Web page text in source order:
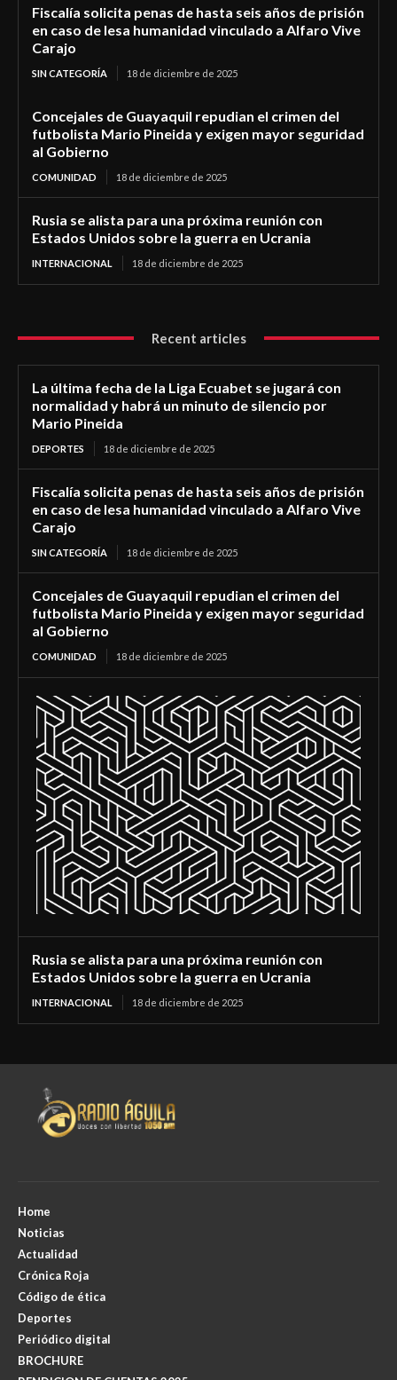
Fiscalía solicita penas de hasta seis años de prisión
en caso de lesa humanidad vinculado a Alfaro Vive
Carajo
SIN CATEGORÍA 18 de diciembre de 2025
Concejales de Guayaquil repudian el crimen del
futbolista Mario Pineida y exigen mayor seguridad
al Gobierno
COMUNIDAD 18 de diciembre de 2025
Rusia se alista para una próxima reunión con
Estados Unidos sobre la guerra en Ucrania
INTERNACIONAL 18 de diciembre de 2025
Recent articles
La última fecha de la Liga Ecuabet se jugará con
normalidad y habrá un minuto de silencio por
Mario Pineida
DEPORTES 18 de diciembre de 2025
Fiscalía solicita penas de hasta seis años de prisión
en caso de lesa humanidad vinculado a Alfaro Vive
Carajo
SIN CATEGORÍA 18 de diciembre de 2025
Concejales de Guayaquil repudian el crimen del
futbolista Mario Pineida y exigen mayor seguridad
al Gobierno
COMUNIDAD 18 de diciembre de 2025
Rusia se alista para una próxima reunión con
Estados Unidos sobre la guerra en Ucrania
INTERNACIONAL 18 de diciembre de 2025
Home
Noticias
Actualidad
Crónica Roja
Código de ética
Deportes
Periódico digital
BROCHURE